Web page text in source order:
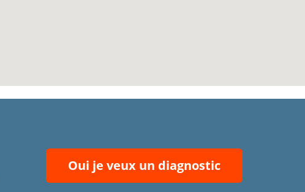
Oui je veux un diagnostic